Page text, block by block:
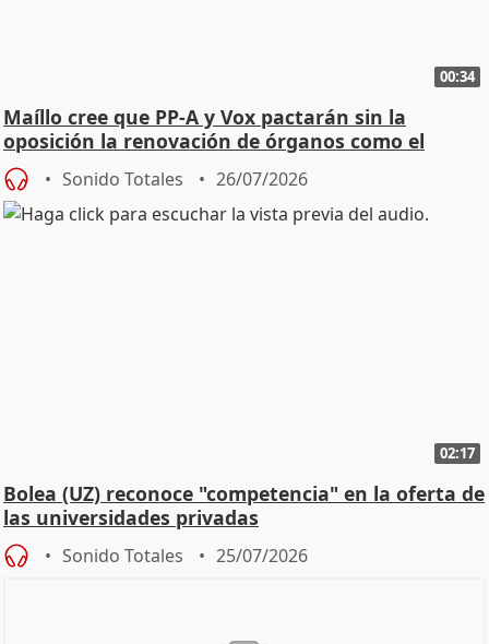
00:34
Maíllo cree que PP-A y Vox pactarán sin la
oposición la renovación de órganos como el
Defensor
Sonido Totales 26/07/2026
02:17
Bolea (UZ) reconoce "competencia" en la oferta de
las universidades privadas
Sonido Totales 25/07/2026